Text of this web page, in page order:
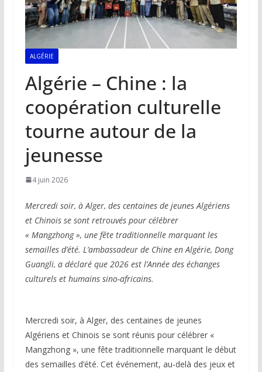
ALGÉRIE
Algérie – Chine : la
coopération culturelle
tourne autour de la
jeunesse
4 juin 2026
Mercredi soir, à Alger, des centaines de jeunes Algériens
et Chinois se sont retrouvés pour célébrer
« Mangzhong », une fête traditionnelle marquant les
semailles d’été. L’ambassadeur de Chine en Algérie, Dong
Guangli, a déclaré que 2026 est l’Année des échanges
culturels et humains sino-africains.
Mercredi soir, à Alger, des centaines de jeunes
Algériens et Chinois se sont réunis pour célébrer «
Mangzhong », une fête traditionnelle marquant le début
des semailles d’été. Cet événement, au-delà des jeux et